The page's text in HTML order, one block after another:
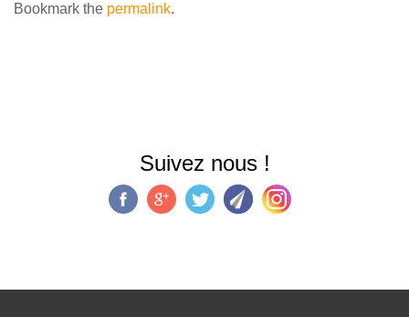
Bookmark the permalink.
Suivez nous !